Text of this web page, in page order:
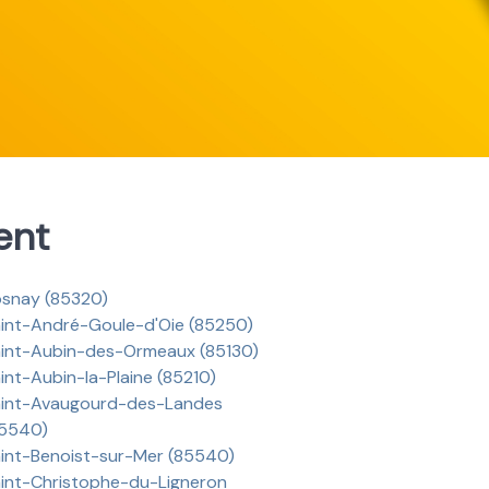
(85320)
André-Goule-d'Oie (85250)
Aubin-des-Ormeaux (85130)
Aubin-la-Plaine (85210)
Avaugourd-des-Landes
Benoist-sur-Mer (85540)
Christophe-du-Ligneron